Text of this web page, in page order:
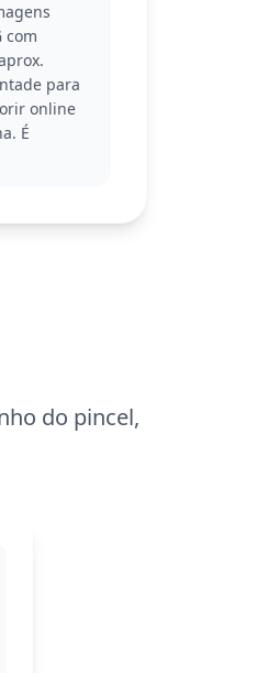
por sua
coração
sua
categoria
estilo, pode
do
e também
com
para
online
É
do pincel,